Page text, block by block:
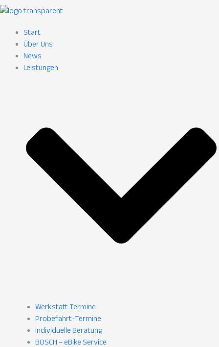
Start
Über Uns
News
Leistungen
Werkstatt Termine
Probefahrt-Termine
individuelle Beratung
BOSCH – eBike Service